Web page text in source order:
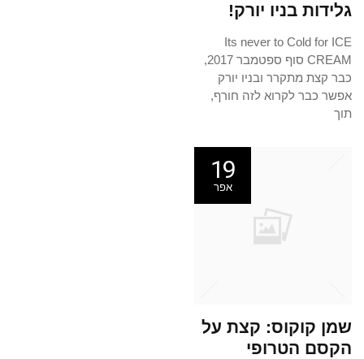
גלידות בניו יורק!
Its never to Cold for ICE
CREAM סוף ספטמבר 2017,
כבר קצת מתקרר ובניו יורק
אפשר כבר לקרוא לזה חורף,
תוך
19
אפר
שמן קוקוס: קצת על
הקסם הטרופי